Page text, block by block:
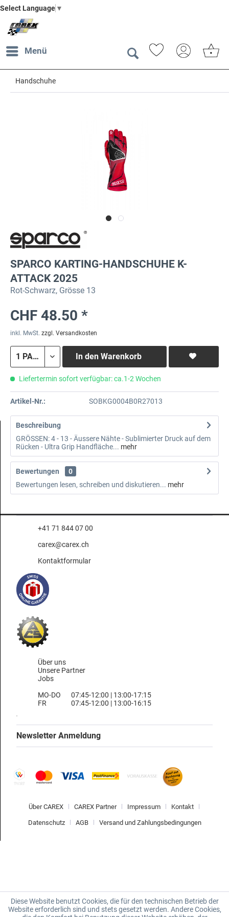
Select Language ▼
Menü
Handschuhe
SPARCO KARTING-HANDSCHUHE K-
ATTACK 2025
Rot-Schwarz, Grösse 13
CHF 48.50 *
inkl. MwSt. zzgl. Versandkosten
In den Warenkorb
Liefertermin sofort verfügbar: ca.1-2 Wochen
Artikel-Nr.: SOBKG0004B0R27013
Beschreibung
GRÖSSEN: 4 - 13 - Äussere Nähte - Sublimierter Druck auf dem
Rücken - Ultra Grip Handfläche... mehr
Bewertungen
0
Bewertungen lesen, schreiben und diskutieren... mehr
+41 71 844 07 00
carex@carex.ch
Kontaktformular
Über uns
Unsere Partner
Jobs
MO-DO
FR
07:45-12:00 | 13:00-17:15
07:45-12:00 | 13:00-16:15
Newsletter Anmeldung
Über CAREX CAREX Partner Impressum Kontakt
Datenschutz AGB Versand und Zahlungsbedingungen
Diese Website benutzt Cookies, die für den technischen Betrieb der
Website erforderlich sind und stets gesetzt werden. Andere Cookies,